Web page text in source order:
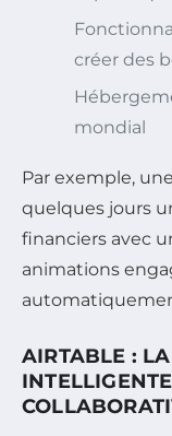
créer des
mondial
Par exemple,
quelques jours
financiers avec
animations
AIRTABLE :